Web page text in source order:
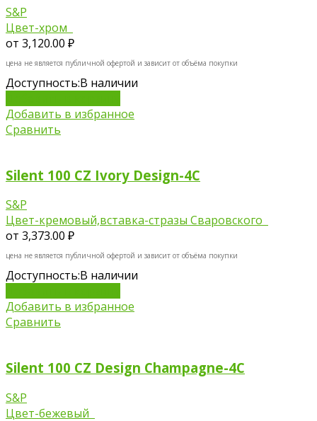
S&P
Цвет-хром
от 3,120.00 ₽
цена не является публичной офертой и зависит от объёма покупки
Доступность:В наличии
Добавить в избранное
Сравнить
Silent 100 CZ Ivory Design-4C
S&P
Цвет-кремовый,вставка-стразы Сваровского
от 3,373.00 ₽
цена не является публичной офертой и зависит от объёма покупки
Доступность:В наличии
Добавить в избранное
Сравнить
Silent 100 СZ Design Champagne-4C
S&P
Цвет-бежевый